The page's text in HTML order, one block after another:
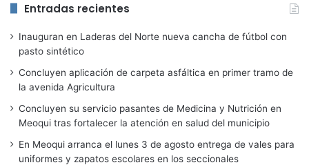
Entradas recientes
Inauguran en Laderas del Norte nueva cancha de fútbol con
pasto sintético
Concluyen aplicación de carpeta asfáltica en primer tramo de
la avenida Agricultura
Concluyen su servicio pasantes de Medicina y Nutrición en
Meoqui tras fortalecer la atención en salud del municipio
En Meoqui arranca el lunes 3 de agosto entrega de vales para
uniformes y zapatos escolares en los seccionales